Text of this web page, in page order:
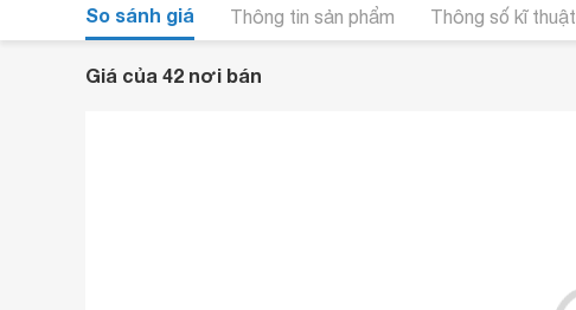
So sánh giá Thông tin sản phẩm Thông số kĩ thuật
Giá của 42 nơi bán